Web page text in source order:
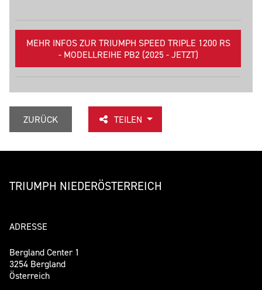
MEHR INFOS ZUR TRIUMPH SPEED TRIPLE 1200 RS
- MODELLREIHE PB2 (2025 - JETZT)
ZURÜCK TEILEN
TRIUMPH NIEDERÖSTERREICH
ADRESSE
Bergland Center 1
3254 Bergland
Österreich